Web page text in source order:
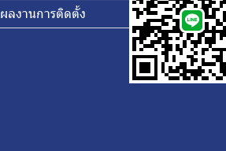
ผลงานการติดตั้ง